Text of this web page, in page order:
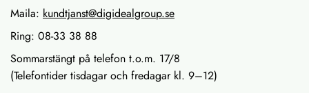
Maila: kundtjanst@digidealgroup.se
Ring: 08-33 38 88
Sommarstängt på telefon t.o.m. 17/8
(Telefontider tisdagar och fredagar kl. 9–12)